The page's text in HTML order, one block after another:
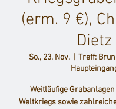
(erm. 9 €),
Dietz
So., 23. Nov.
  |
Treff:
Weitläufige Grabanlagen
Weltkriegs sowie